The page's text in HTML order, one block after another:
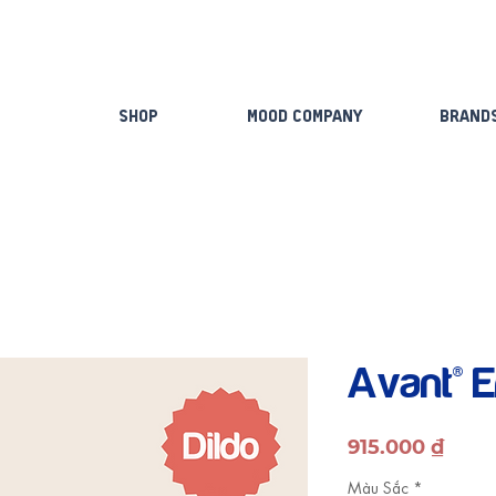
Shop Mood Company
Avant®
915.000 ₫Giá
Màu Sắc *